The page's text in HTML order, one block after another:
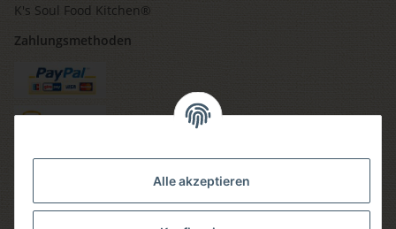
Alle akzeptieren
K's Soul Food Kitchen®
Zahlungsmethoden
Versandmethoden